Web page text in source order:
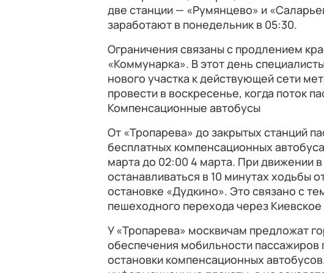
две станции — «Румянцево» и
заработают в понедельник в 05:30.
Ограничения связаны с продлением
«Коммунарка». В этот день
нового участка к действующей сети
провести в воскресенье, когда поток
Компенсационные автобусы
От «Тропарева» до закрытых станций
бесплатных компенсационных
марта до 02:00 4 марта. При движении
останавливаться в 10 минутах ходьбы
остановке «Дудкино». Это связано с
пешеходного перехода через
У «Тропарева» москвичам предложат
обеспечения мобильности пассажиров
остановки компенсационных